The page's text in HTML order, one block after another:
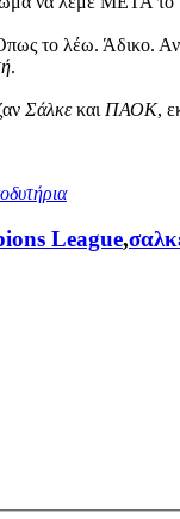
το λέω. Άδικο.
.
Σάλκεκαι ΠΑΟΚ,
League,